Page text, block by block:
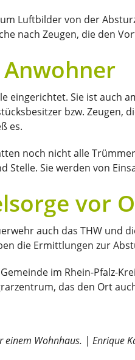
Luftbilder von der
nach Zeugen, die den
eingerichtet. Sie ist auch
bzw.
es.
noch nicht alle
Stelle. Sie werden von
vor
auch das THW und
die Ermittlungen zur
im Rhein-Pfalz-
das den Ort
einem Wohnhaus. | Enrique